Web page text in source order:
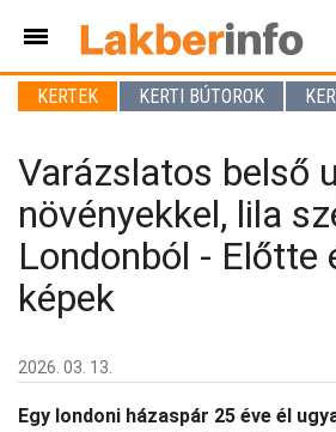
KERTEK KERTI BÚTOROK
Varázslatos belső
növényekkel, lila
Londonból - Előtte
képek
2026. 03. 13.
Egy londoni házaspár 25 éve él